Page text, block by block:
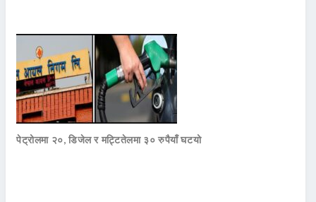
पेट्रोलमा २०, डिजेल र मट्टितेलमा ३० रुपैयाँ घटयो